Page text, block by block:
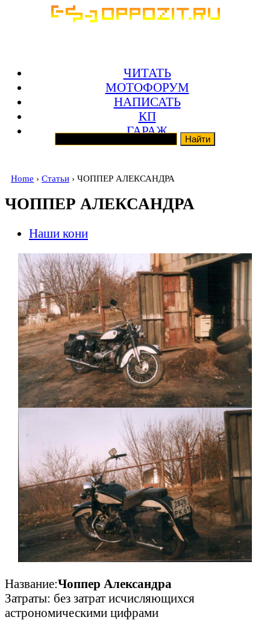
ЧИТАТЬ
МОТОФОРУМ
НАПИСАТЬ
КП
ГАРАЖ
Home › Статьи › ЧОППЕР АЛЕКСАНДРА
ЧОППЕР АЛЕКСАНДРА
Наши кони
Название:Чоппер Александра
Затраты: без затрат исчисляющихся
астрономическими цифрами